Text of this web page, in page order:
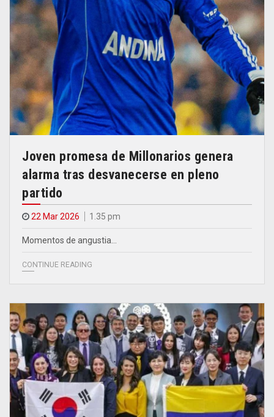
Joven promesa de Millonarios genera
alarma tras desvanecerse en pleno
partido
22 Mar 2026 1.35 pm
Momentos de angustia…
CONTINUE READING